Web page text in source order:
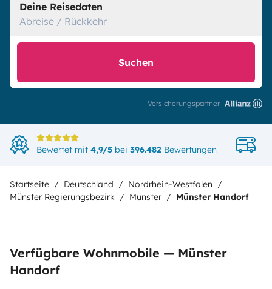
Deine Reisedaten
Abreise / Rückkehr
Suchen
Versicherungspartner
Bewertet mit 4,9/5 bei 396.482 Bewertungen
Startseite Deutschland
Nordrhein-Westfalen
Münster Regierungsbezirk
Münster Münster Handorf
Verfügbare Wohnmobile — Münster
Handorf